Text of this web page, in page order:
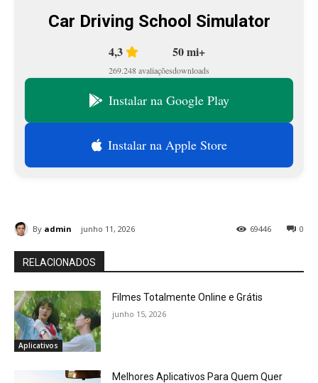
Car Driving School Simulator
4,3
269.248 avaliações
50 mi+
downloads
Instalar na Google Play
Instalar na Apple Store
0
69446
By admin junho 11, 2026
RELACIONADOS
Aplicativos
Filmes Totalmente Online e Grátis
junho 15, 2026
Melhores Aplicativos Para Quem Quer